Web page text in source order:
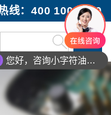
线：400 100 1089
您好，咨询小字符油墨喷码机